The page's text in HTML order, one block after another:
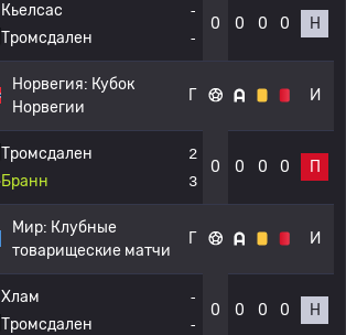
Кьелсас
Тромсдален
-
-
0 0 0 0 Н
Норвегия: Кубок
Норвегии
Г И
Тромсдален
Бранн
2
3
0 0 0 0 П
Мир: Клубные
товарищеские матчи
Г И
Хлам
Тромсдален
-
-
0 0 0 0 Н